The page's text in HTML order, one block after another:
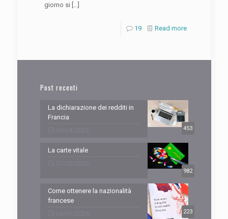
giorno si […]
19 Read more
Post recenti
453
La dichiarazione dei redditi in
Francia
982
La carte vitale
223
Come ottenere la nazionalità
francese